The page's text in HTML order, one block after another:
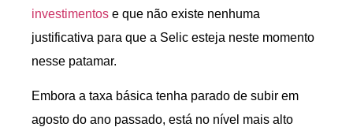
investimentos e que não existe nenhuma
justificativa para que a Selic esteja neste momento
nesse patamar.
Embora a taxa básica tenha parado de subir em
agosto do ano passado, está no nível mais alto